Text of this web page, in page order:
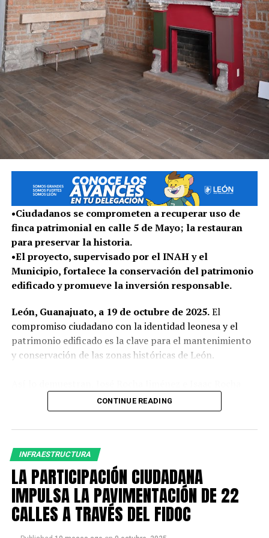
•Ciudadanos se comprometen a recuperar uso de
finca patrimonial en calle 5 de Mayo; la restauran
para preservar la historia.
•El proyecto, supervisado por el INAH y el
Municipio, fortalece la conservación del patrimonio
edificado y promueve la inversión responsable.
León, Guanajuato, a 19 de octubre de 2025.El
compromiso ciudadano con la identidad leonesa y el
patrimonio edificado es la clave para el mantenimiento
y conservación de las zonas históricas de León.
Rangel, propietarios y director de obra responsables
rescate y restauración de una finca de tipo histórico en
la calle 5 de Mayo en la Zona Centro de León.
“Nosotros la adquirimos hace cinco años, en pleno
proceso de la pandemia por el Covid-19 buscando
donde invertir para un negocio de (alojamiento) de
amueblados. Hace tres años empezamos a planear
el proyecto arquitectónico, el proyecto civil, pedir
CONTINUE READING
INFRAESTRUCTURA
LA PARTICIPACIÓN CIUDADANA
IMPULSA LA PAVIMENTACIÓN DE 22
CALLES A TRAVÉS DEL FIDOC